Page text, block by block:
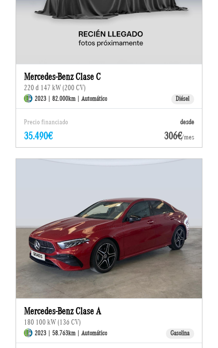
Mercedes-Benz Clase C
220 d 147 kW (200 CV)
2023 | 82.000km | Automático Diésel
Precio financiado desde
35.490€ 306€/mes
Mercedes-Benz Clase A
180 100 kW (136 CV)
2023 | 58.763km | Automático Gasolina